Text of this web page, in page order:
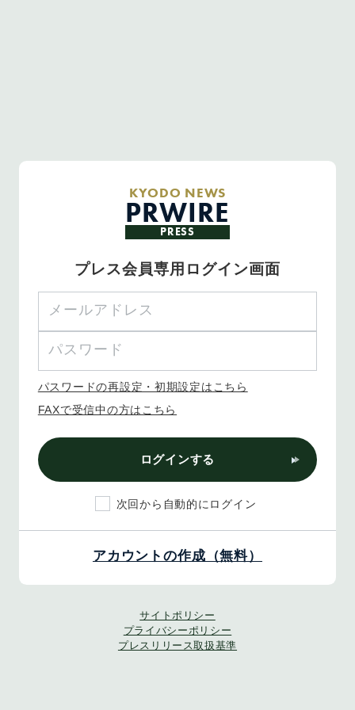
KYODO NEWS
PRWIRE
PRESS
プレス会員専用ログイン画面
パスワードの再設定・初期設定はこちら
FAXで受信中の方はこちら
ログインする
次回から自動的にログイン
アカウントの作成（無料）
サイトポリシー
プライバシーポリシー
プレスリリース取扱基準